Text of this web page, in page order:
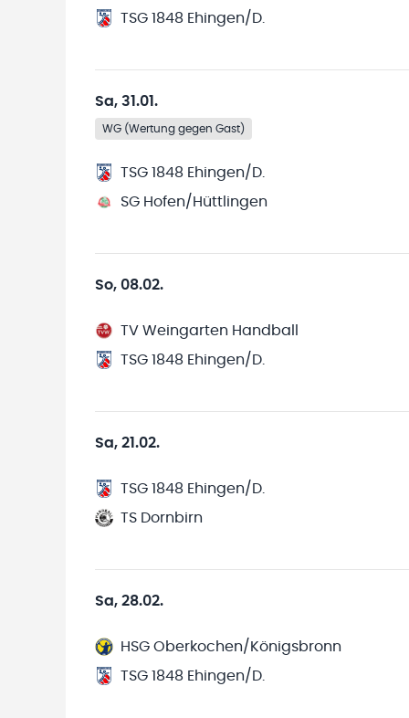
TSG 1848 Ehingen/D.
Sa, 31.01.
WG (Wertung gegen Gast)
TSG 1848 Ehingen/D.
SG Hofen/Hüttlingen
So, 08.02.
TV Weingarten Handball
TSG 1848 Ehingen/D.
Sa, 21.02.
TSG 1848 Ehingen/D.
TS Dornbirn
Sa, 28.02.
HSG Oberkochen/Königsbronn
TSG 1848 Ehingen/D.